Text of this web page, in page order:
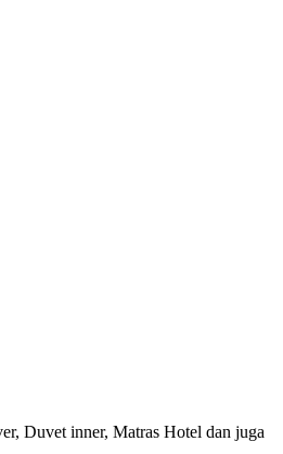
Duvet inner, Matras Hotel dan juga